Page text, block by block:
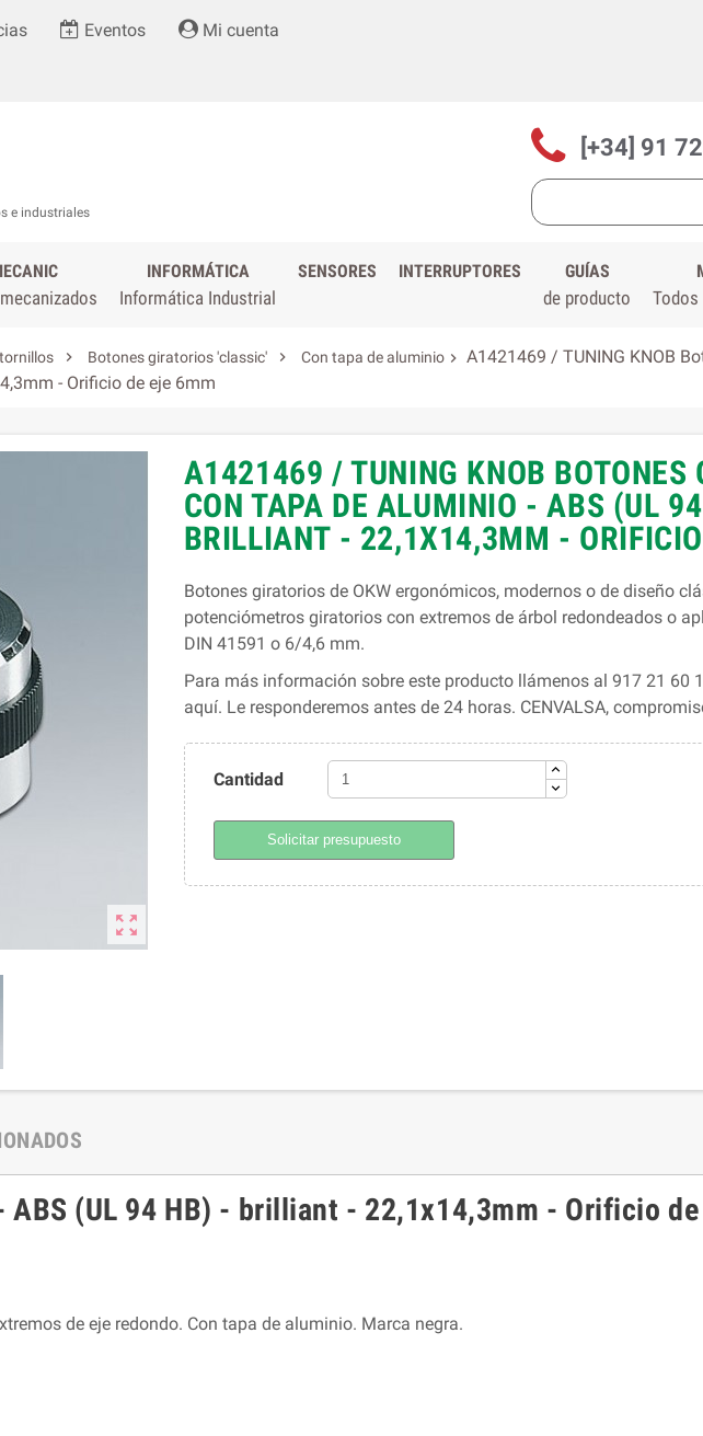
Eventos Mi cuenta
e industriales
[+34] 91
INFORMÁTICA
Informática Industrial
SENSORES INTERRUPTORES GUÍAS
de producto
 Botones giratorios 'classic'  Con tapa de aluminio  A1421469 / TUNING KNOB
- Orificio de eje 6mm

A1421469 / TUNING KNOB BOTONES
CON TAPA DE ALUMINIO - ABS (UL
BRILLIANT - 22,1X14,3MM -
Botones giratorios de OKW ergonómicos, modernos o de diseño
potenciómetros giratorios con extremos de árbol redondeados o
DIN 41591 o 6/4,6 mm.
Para más información sobre este producto llámenos al 917 21 60
aquí. Le responderemos antes de 24 horas. CENVALSA,
Cantidad
Solicitar presupuesto
ABS (UL 94 HB) - brilliant - 22,1x14,3mm - Orificio
de eje redondo. Con tapa de aluminio. Marca negra.